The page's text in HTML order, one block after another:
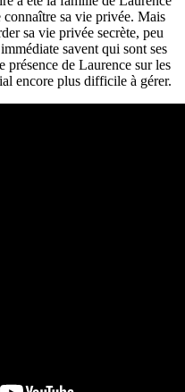
connaître sa vie privée. Mais
sa vie privée secrète, peu
savent qui sont ses
présence de Laurence sur les
encore plus difficile à gérer.